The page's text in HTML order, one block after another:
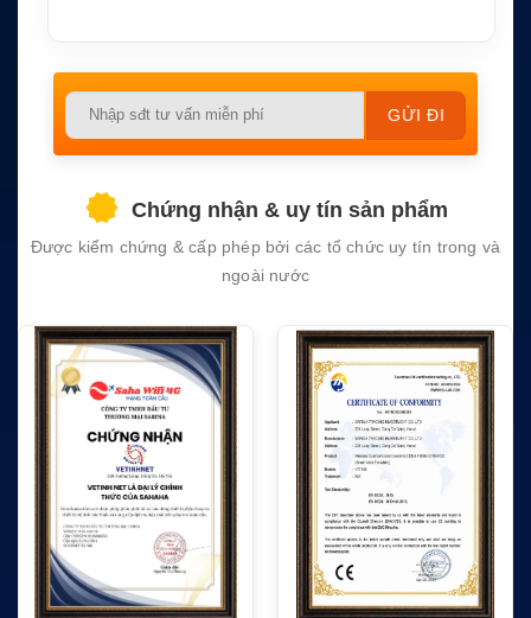
Please
empty.
Chứng nhận & uy tín sản phẩm
Được kiểm chứng & cấp phép bởi các tổ chức uy tín trong và
ngoài nước